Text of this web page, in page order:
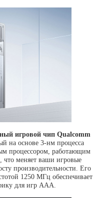
игровой чип Qualcomm
на основе 3-нм процесса
процессором, работающим
что меняет ваши игровые
производительности. Его
1250 МГц обеспечивает
для игр AAA.